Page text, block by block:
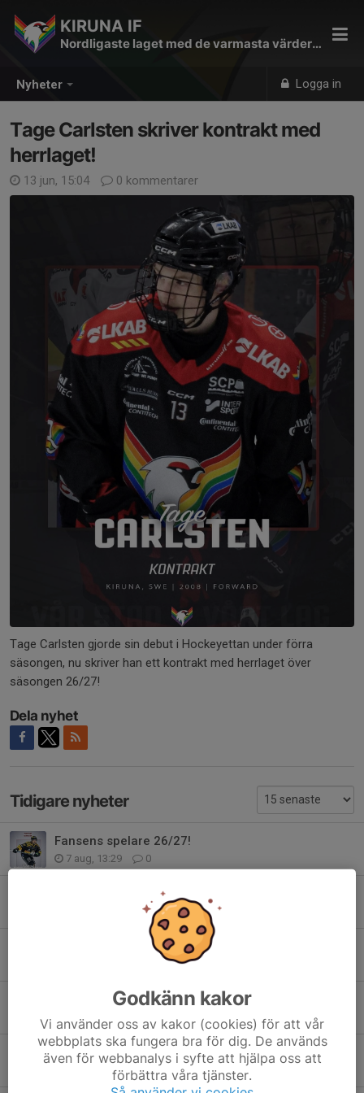
Nyheter Logga in
KIRUNA IF
Nordligaste laget med de varmasta värderingarna
Tage Carlsten skriver kontrakt med
herrlaget!
13 jun, 15:04 0 kommentarer
Tage Carlsten gjorde sin debut i Hockeyettan under förra
säsongen, nu skriver han ett kontrakt med herrlaget över
säsongen 26/27!
Dela nyhet
Tidigare nyheter
Fansens spelare 26/27!
7 aug, 13:29 0
Biljettinformation inför Kiruna IF – Luleå Hockey
0
Nyförvärv: Artur Seniut!
Esko återvänder till Kiruna IF
1 aug, 10:53
Oggy förlänger för säsongen 26/27!
20 jul, 15:06 0
Godkänn kakor
Vi använder oss av kakor (cookies) för att vår
webbplats ska fungera bra för dig. De används
även för webbanalys i syfte att hjälpa oss att
förbättra våra tjänster.